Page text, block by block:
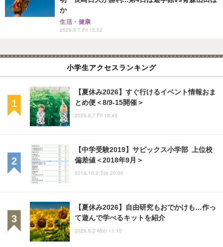
か
生活・健康
2026.8.7 Fri 15:52
小学生アクセスランキング
【夏休み2026】すぐ行けるイベント情報おま
とめ便＜8/9-15開催＞
2026.8.7 Fri 19:45
【中学受験2019】サピックス小学部 上位校
偏差値＜2018年9月＞
2018.10.2 Tue 20:00
【夏休み2026】自由研究もおでかけも…作っ
て遊んで学べるキットを紹介
2026.8.3 Mon 11:15